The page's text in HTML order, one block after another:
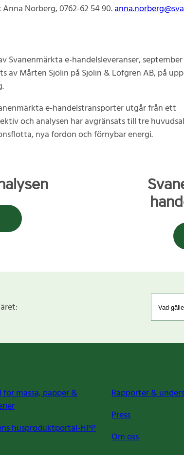
Anna Norberg, 0762-62 54 90.
Svanenmärkta e-handelsleveranser,
av Mårten Sjölin på Sjölin & Löfgren AB, på
e-handelstransporter utgår från ett
och analysen har avgränsats till tre
nya fordon och förnybar energi.
för massa, papper &
husproduktportal-HPP
Rapporter &
Press
Om oss